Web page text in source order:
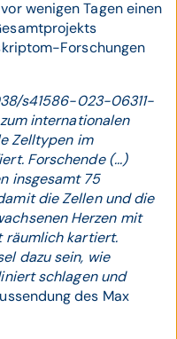
wenigen Tagen einen
Forschungen
s41586-023-06311-
internationalen
Zelltypen im
Forschende (...)
insgesamt 75
die Zellen und die
Herzen mit
räumlich kartiert.
dazu sein, wie
schlagen und
des Max